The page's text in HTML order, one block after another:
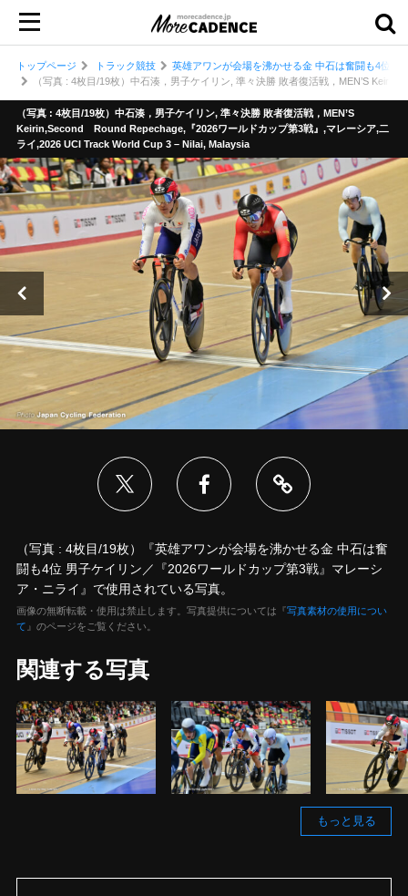
トップページ トラック競技
英雄アワンが会場を沸かせる金 中石は奮闘も4位
（写真 : 4枚目/19枚）中石湊，男子ケイリン, 準々決勝 敗者復活戦，MEN’S
（写真 : 4枚目/19枚）中石湊，男子ケイリン, 準々決勝 敗者復活戦，MEN’S
Keirin,Second Round Repechage,『2026ワールドカップ第3戦』,マレーシア,二
ライ,2026 UCI Track World Cup 3 – Nilai, Malaysia
（写真 : 4枚目/19枚）『英雄アワンが会場を沸かせる金 中石は奮
闘も4位 男子ケイリン／『2026ワールドカップ第3戦』マレーシ
ア・ニライ』で使用されている写真。
画像の無断転載・使用は禁止します。写真提供については『写真素材の使用につい
て 』のページをご覧ください。
関連する写真
もっと見る